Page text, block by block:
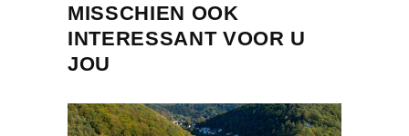
MISSCHIEN OOK
INTERESSANT VOOR U
JOU